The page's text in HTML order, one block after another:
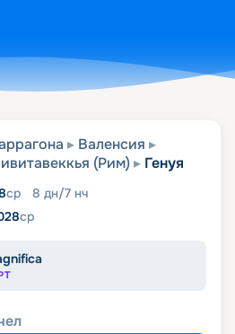
Валенсия
(Рим) Генуя
ср 8 дн/7 нч
ср